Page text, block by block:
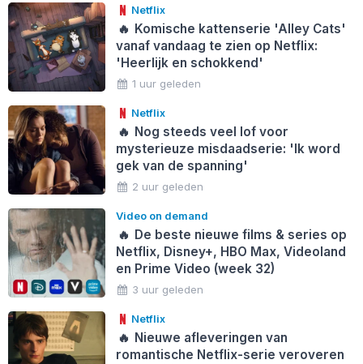
Netflix
🔥 Komische kattenserie 'Alley Cats'
vanaf vandaag te zien op Netflix:
'Heerlijk en schokkend'
1 uur geleden
Netflix
🔥 Nog steeds veel lof voor
mysterieuze misdaadserie: 'Ik word
gek van de spanning'
2 uur geleden
Video on demand
🔥 De beste nieuwe films & series op
Netflix, Disney+, HBO Max, Videoland
en Prime Video (week 32)
3 uur geleden
Netflix
🔥 Nieuwe afleveringen van
romantische Netflix-serie veroveren